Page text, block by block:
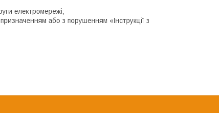
електромережі;
або з порушенням «Інструкції з